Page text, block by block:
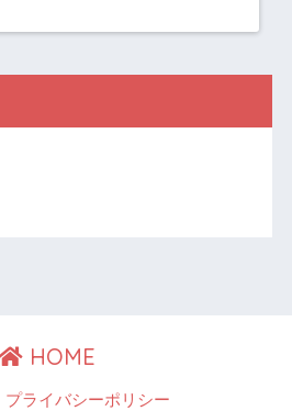
HOME
プライバシーポリシー